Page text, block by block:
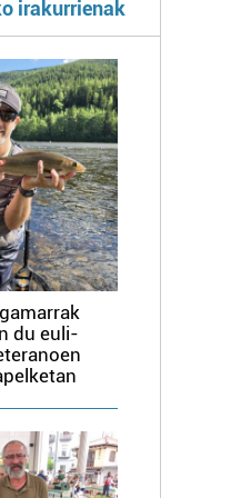
irakurrienak
du euli-